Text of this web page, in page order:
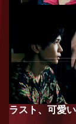
ラスト、可愛